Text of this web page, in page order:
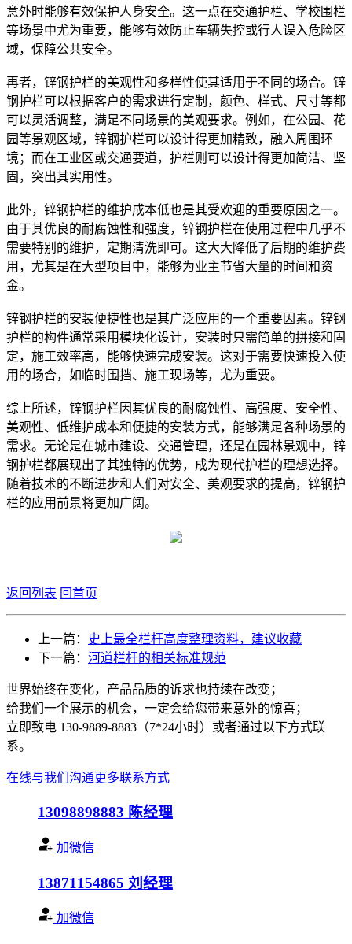
意外时能够有效保护人身安全。这一点在交通护栏、学校围栏
等场景中尤为重要，能够有效防止车辆失控或行人误入危险区
域，保障公共安全。
再者，锌钢护栏的美观性和多样性使其适用于不同的场合。锌
钢护栏可以根据客户的需求进行定制，颜色、样式、尺寸等都
可以灵活调整，满足不同场景的美观要求。例如，在公园、花
园等景观区域，锌钢护栏可以设计得更加精致，融入周围环
境；而在工业区或交通要道，护栏则可以设计得更加简洁、坚
固，突出其实用性。
此外，锌钢护栏的维护成本低也是其受欢迎的重要原因之一。
由于其优良的耐腐蚀性和强度，锌钢护栏在使用过程中几乎不
需要特别的维护，定期清洗即可。这大大降低了后期的维护费
用，尤其是在大型项目中，能够为业主节省大量的时间和资
金。
锌钢护栏的安装便捷性也是其广泛应用的一个重要因素。锌钢
护栏的构件通常采用模块化设计，安装时只需简单的拼接和固
定，施工效率高，能够快速完成安装。这对于需要快速投入使
用的场合，如临时围挡、施工现场等，尤为重要。
综上所述，锌钢护栏因其优良的耐腐蚀性、高强度、安全性、
美观性、低维护成本和便捷的安装方式，能够满足各种场景的
需求。无论是在城市建设、交通管理，还是在园林景观中，锌
钢护栏都展现出了其独特的优势，成为现代护栏的理想选择。
随着技术的不断进步和人们对安全、美观要求的提高，锌钢护
栏的应用前景将更加广阔。
返回列表 回首页
上一篇：
史上最全栏杆高度整理资料，建议收藏
下一篇： 河道栏杆的相关标准规范
世界始终在变化，产品品质的诉求也持续在改变；
给我们一个展示的机会，一定会给您带来意外的惊喜；
立即致电 130-9889-8883（7*24小时）或者通过以下方式联
系。
在线与我们沟通更多联系方式
13098898883 陈经理
加微信
13871154865 刘经理
加微信